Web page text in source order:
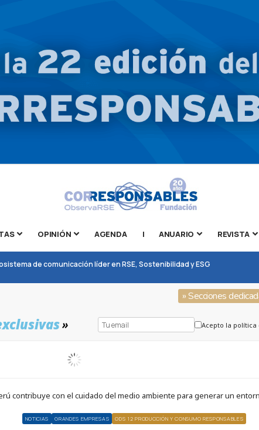
OPINIÓN AGENDA | ANUARIO REVISTA
de comunicación líder en RSE, Sostenibilidad y ESG
» Secciones
» Acepto la política
contribuye con el cuidado del medio ambiente para generar un
NOTICIAS GRANDES EMPRESAS ODS 12 PRODUCCIÓN Y CONSUMO RESPONSABLES